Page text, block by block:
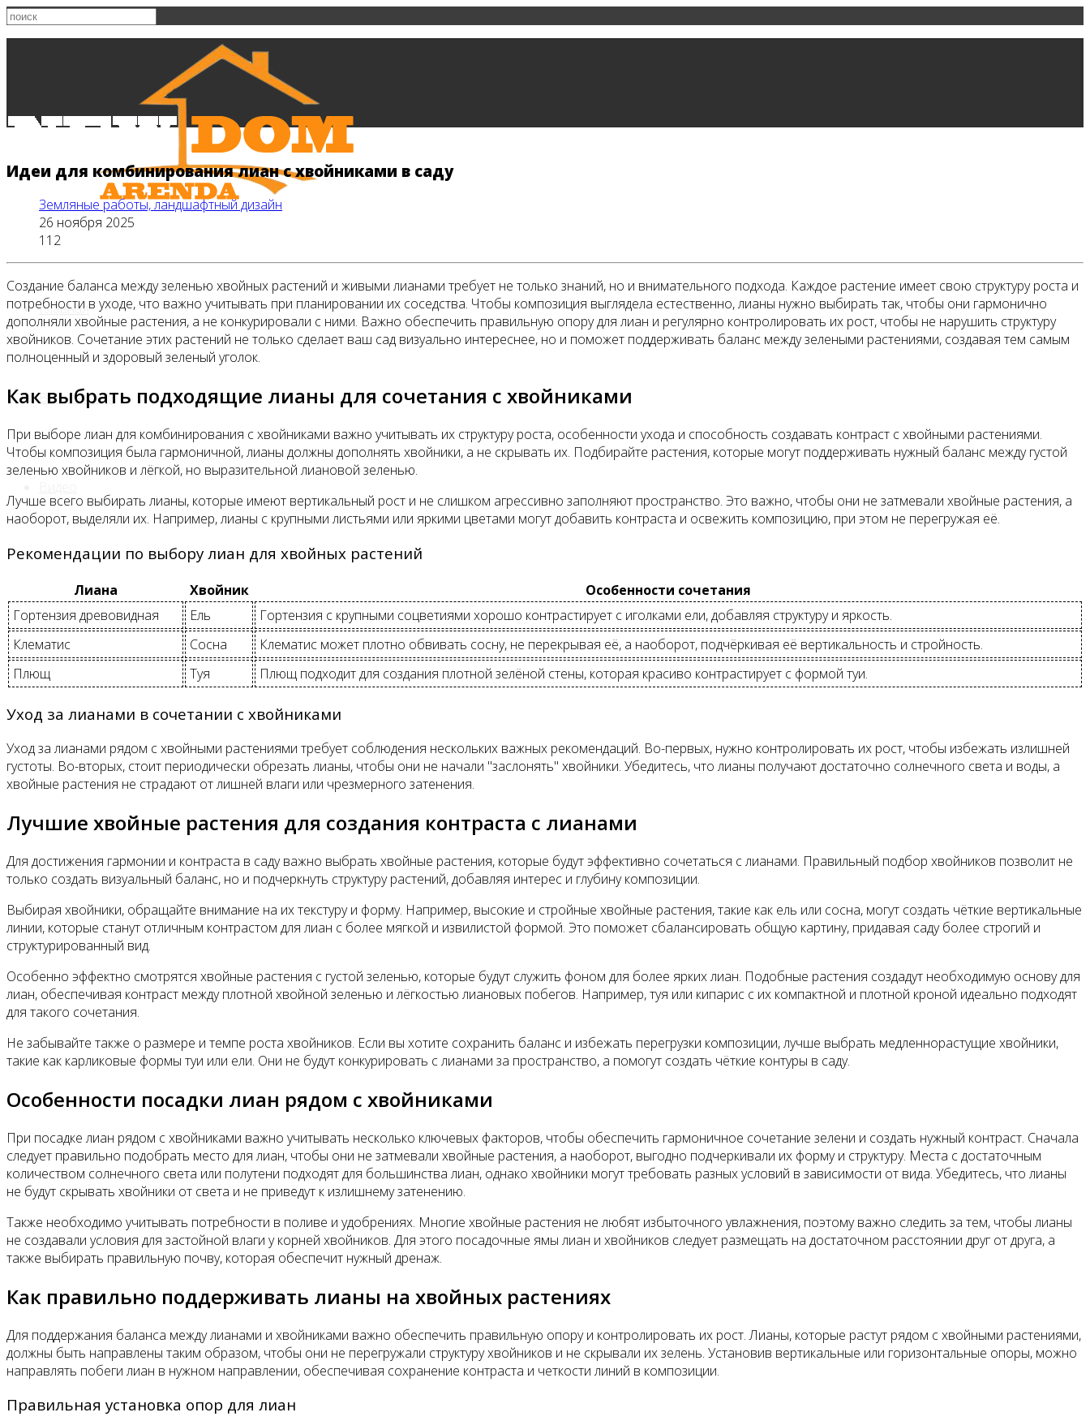
Главная
Все новости
Идеи для комбинирования лиан с хвойниками в саду
Земляные работы, ландшафтный дизайн
26 ноября 2025
112
Создание баланса между зеленью хвойных растений и живыми лианами требует не только знаний, но и внимательного подхода. Каждое растение имеет свою структуру роста и
потребности в уходе, что важно учитывать при планировании их соседства. Чтобы композиция выглядела естественно, лианы нужно выбирать так, чтобы они гармонично
дополняли хвойные растения, а не конкурировали с ними. Важно обеспечить правильную опору для лиан и регулярно контролировать их рост, чтобы не нарушить структуру
хвойников. Сочетание этих растений не только сделает ваш сад визуально интереснее, но и поможет поддерживать баланс между зелеными растениями, создавая тем самым
полноценный и здоровый зеленый уголок.
Как выбрать подходящие лианы для сочетания с хвойниками
При выборе лиан для комбинирования с хвойниками важно учитывать их структуру роста, особенности ухода и способность создавать контраст с хвойными растениями.
Чтобы композиция была гармоничной, лианы должны дополнять хвойники, а не скрывать их. Подбирайте растения, которые могут поддерживать нужный баланс между густой
зеленью хвойников и лёгкой, но выразительной лиановой зеленью.
Лучше всего выбирать лианы, которые имеют вертикальный рост и не слишком агрессивно заполняют пространство. Это важно, чтобы они не затмевали хвойные растения, а
наоборот, выделяли их. Например, лианы с крупными листьями или яркими цветами могут добавить контраста и освежить композицию, при этом не перегружая её.
Рекомендации по выбору лиан для хвойных растений
Лиана Хвойник
Особенности сочетания
Гортензия древовидная
Ель
Гортензия с крупными соцветиями хорошо контрастирует с иголками ели, добавляя структуру и яркость.
Клематис
Сосна
Клематис может плотно обвивать сосну, не перекрывая её, а наоборот, подчёркивая её вертикальность и стройность.
Плющ
Туя Плющ подходит для создания плотной зелёной стены, которая красиво контрастирует с формой туи.
Уход за лианами в сочетании с хвойниками
Уход за лианами рядом с хвойными растениями требует соблюдения нескольких важных рекомендаций. Во-первых, нужно контролировать их рост, чтобы избежать излишней
густоты. Во-вторых, стоит периодически обрезать лианы, чтобы они не начали "заслонять" хвойники. Убедитесь, что лианы получают достаточно солнечного света и воды, а
хвойные растения не страдают от лишней влаги или чрезмерного затенения.
Лучшие хвойные растения для создания контраста с лианами
Для достижения гармонии и контраста в саду важно выбрать хвойные растения, которые будут эффективно сочетаться с лианами. Правильный подбор хвойников позволит не
только создать визуальный баланс, но и подчеркнуть структуру растений, добавляя интерес и глубину композиции.
Выбирая хвойники, обращайте внимание на их текстуру и форму. Например, высокие и стройные хвойные растения, такие как ель или сосна, могут создать чёткие вертикальные
линии, которые станут отличным контрастом для лиан с более мягкой и извилистой формой. Это поможет сбалансировать общую картину, придавая саду более строгий и
структурированный вид.
Особенно эффектно смотрятся хвойные растения с густой зеленью, которые будут служить фоном для более ярких лиан. Подобные растения создадут необходимую основу для
лиан, обеспечивая контраст между плотной хвойной зеленью и лёгкостью лиановых побегов. Например, туя или кипарис с их компактной и плотной кроной идеально подходят
для такого сочетания.
Не забывайте также о размере и темпе роста хвойников. Если вы хотите сохранить баланс и избежать перегрузки композиции, лучше выбрать медленнорастущие хвойники,
такие как карликовые формы туи или ели. Они не будут конкурировать с лианами за пространство, а помогут создать чёткие контуры в саду.
Особенности посадки лиан рядом с хвойниками
При посадке лиан рядом с хвойниками важно учитывать несколько ключевых факторов, чтобы обеспечить гармоничное сочетание зелени и создать нужный контраст. Сначала
следует правильно подобрать место для лиан, чтобы они не затмевали хвойные растения, а наоборот, выгодно подчеркивали их форму и структуру. Места с достаточным
количеством солнечного света или полутени подходят для большинства лиан, однако хвойники могут требовать разных условий в зависимости от вида. Убедитесь, что лианы
не будут скрывать хвойники от света и не приведут к излишнему затенению.
Также необходимо учитывать потребности в поливе и удобрениях. Многие хвойные растения не любят избыточного увлажнения, поэтому важно следить за тем, чтобы лианы
не создавали условия для застойной влаги у корней хвойников. Для этого посадочные ямы лиан и хвойников следует размещать на достаточном расстоянии друг от друга, а
также выбирать правильную почву, которая обеспечит нужный дренаж.
Как правильно поддерживать лианы на хвойных растениях
Для поддержания баланса между лианами и хвойниками важно обеспечить правильную опору и контролировать их рост. Лианы, которые растут рядом с хвойными растениями,
должны быть направлены таким образом, чтобы они не перегружали структуру хвойников и не скрывали их зелень. Установив вертикальные или горизонтальные опоры, можно
направлять побеги лиан в нужном направлении, обеспечивая сохранение контраста и четкости линий в композиции.
Правильная установка опор для лиан